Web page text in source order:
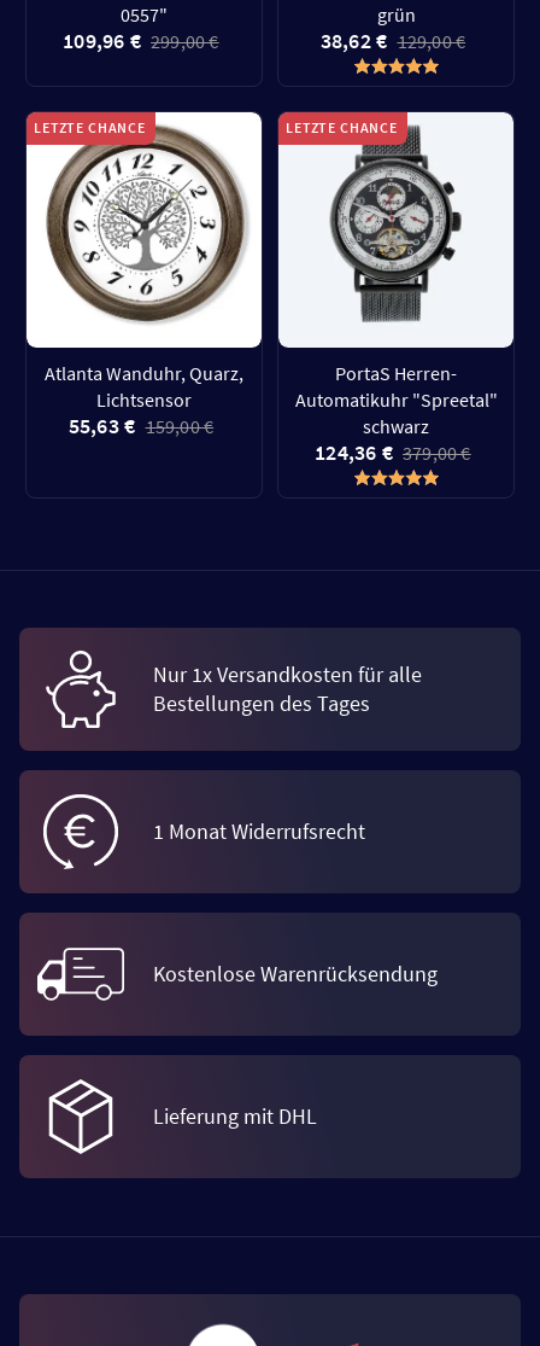
0557"
109,96 € 299,00 €
grün
38,62 € 129,00 €
LETZTE CHANCE
Atlanta Wanduhr, Quarz,
Lichtsensor
55,63 € 159,00 €
LETZTE CHANCE
PortaS Herren-
Automatikuhr "Spreetal"
schwarz
124,36 € 379,00 €
Nur 1x Versandkosten für alle
Bestellungen des Tages
1 Monat Widerrufsrecht
Kostenlose Warenrücksendung
Lieferung mit DHL